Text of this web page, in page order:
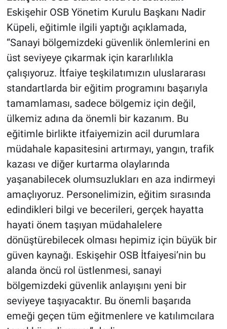
Eskişehir OSB Yönetim Kurulu Başkanı Nadir
Küpeli, eğitimle ilgili yaptığı açıklamada,
“Sanayi bölgemizdeki güvenlik önlemlerini en
üst seviyeye çıkarmak için kararlılıkla
çalışıyoruz. İtfaiye teşkilatımızın uluslararası
standartlarda bir eğitim programını başarıyla
tamamlaması, sadece bölgemiz için değil,
ülkemiz adına da önemli bir kazanım. Bu
eğitimle birlikte itfaiyemizin acil durumlara
müdahale kapasitesini artırmayı, yangın, trafik
kazası ve diğer kurtarma olaylarında
yaşanabilecek olumsuzlukları en aza indirmeyi
amaçlıyoruz. Personelimizin, eğitim sırasında
edindikleri bilgi ve becerileri, gerçek hayatta
hayati önem taşıyan müdahalelere
dönüştürebilecek olması hepimiz için büyük bir
güven kaynağı. Eskişehir OSB İtfaiyesi’nin bu
alanda öncü rol üstlenmesi, sanayi
bölgemizdeki güvenlik anlayışını yeni bir
seviyeye taşıyacaktır. Bu önemli başarıda
emeği geçen tüm eğitmenlere ve katılımcılara